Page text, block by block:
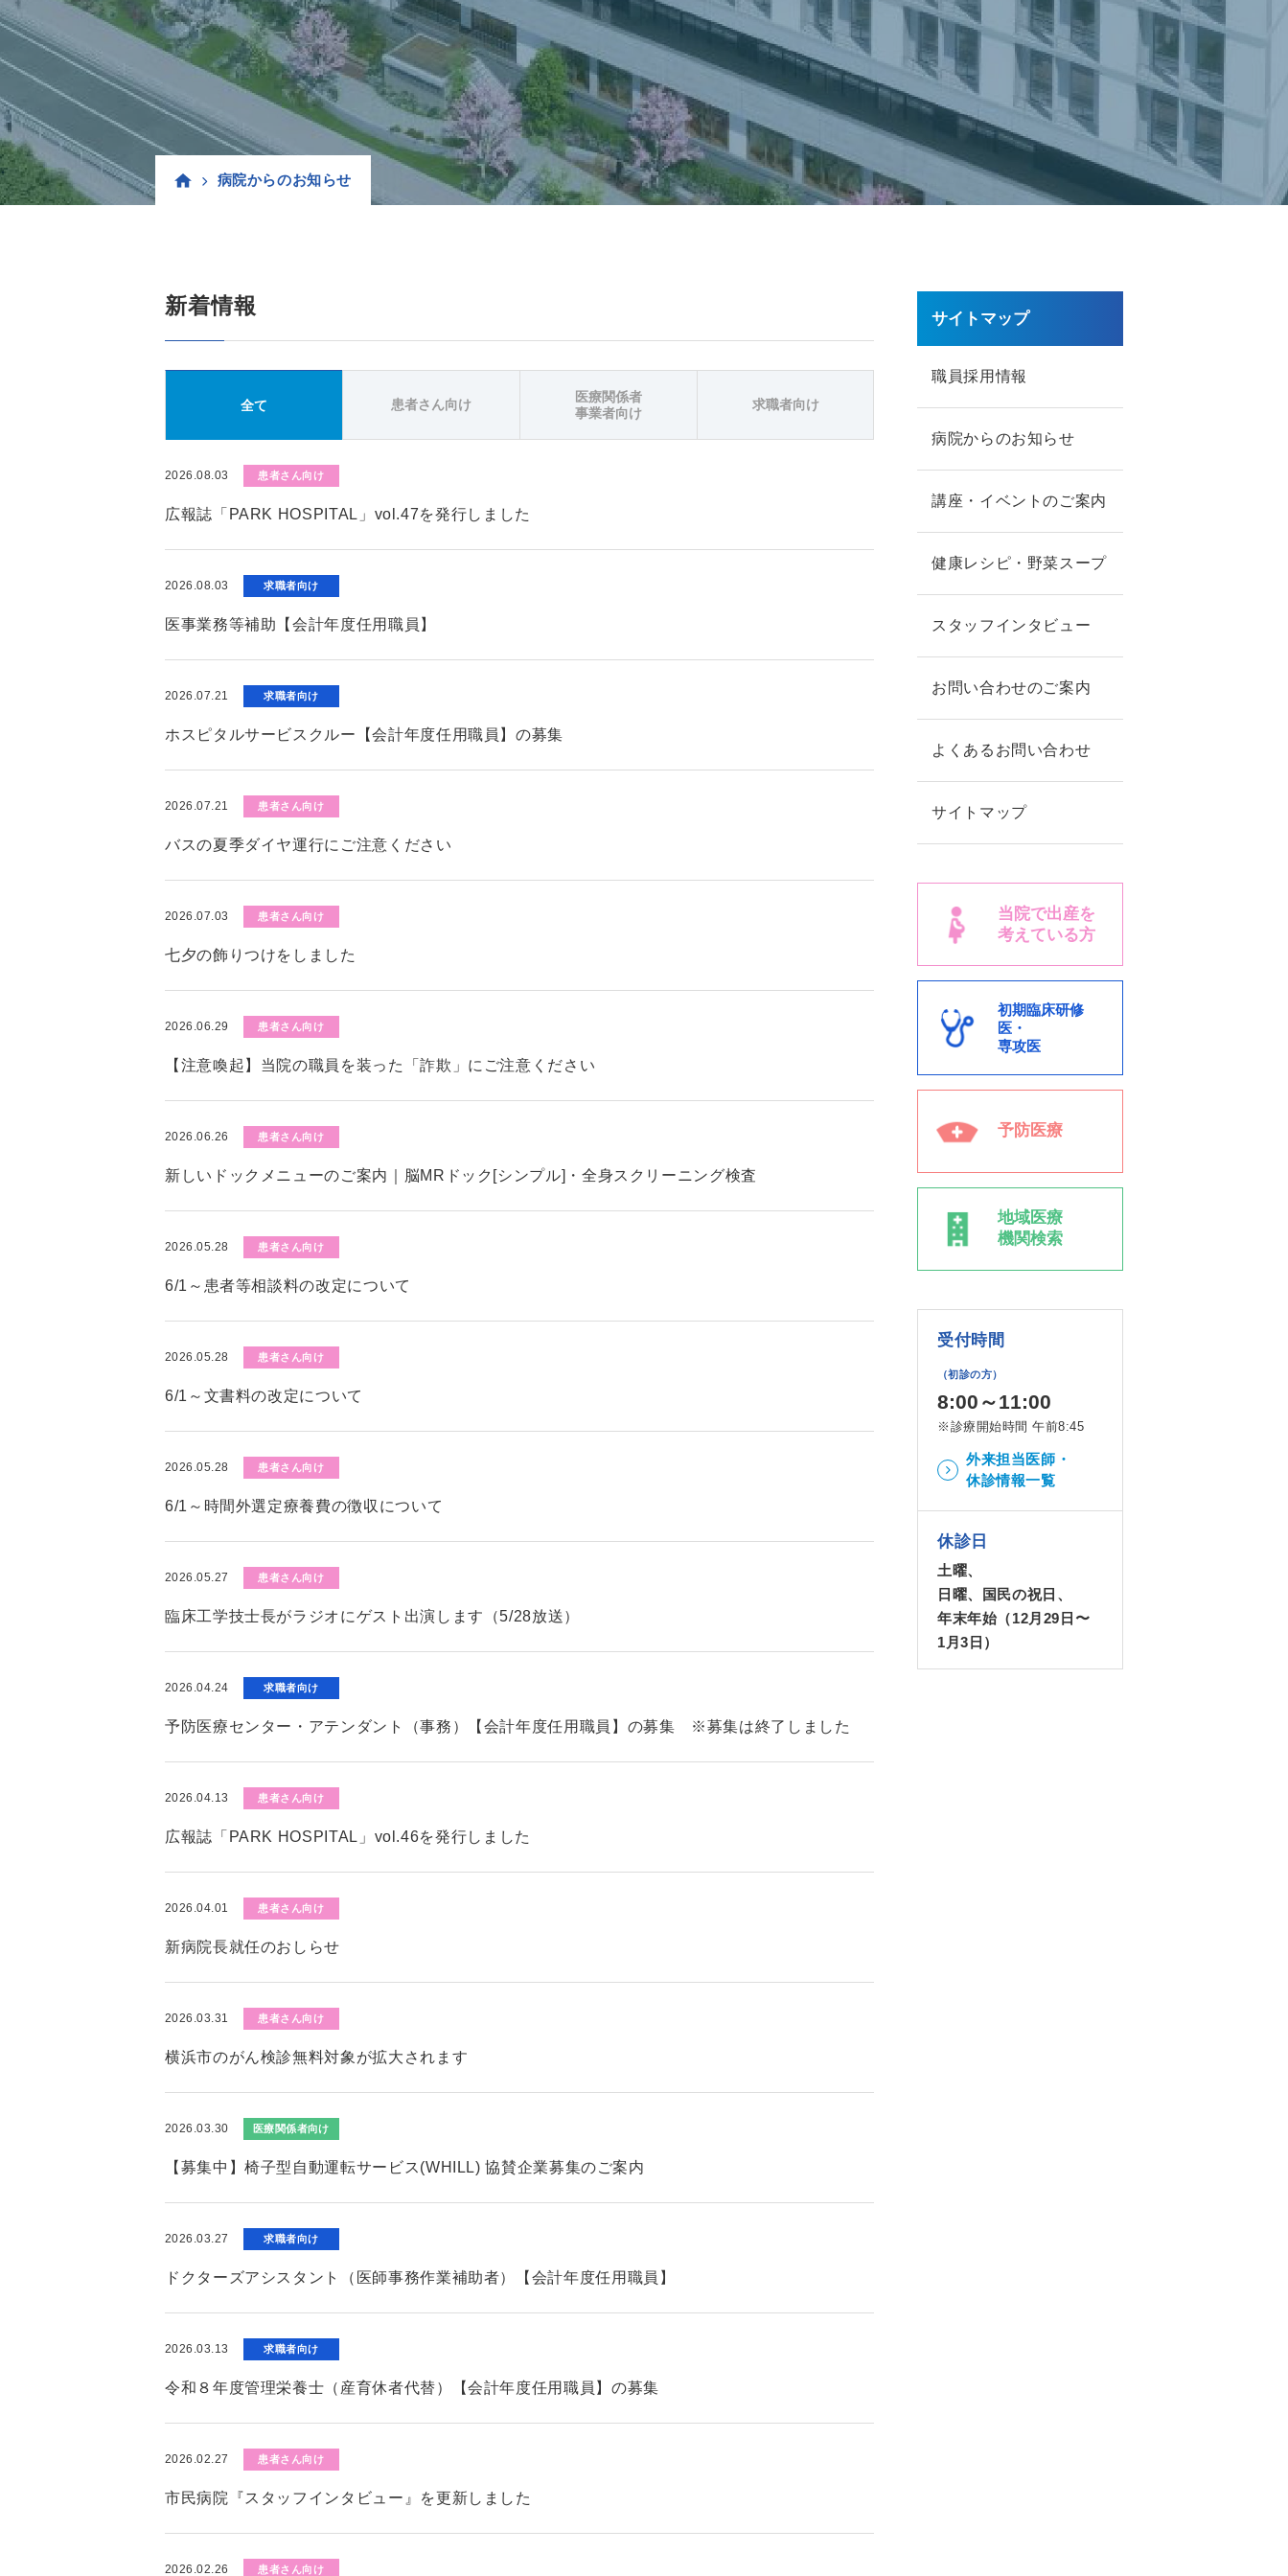
病院からのお知らせ
新着情報
全て 患者さん向け
医療関係者
事業者向け
求職者向け
2026.08.03 患者さん向け
広報誌「PARK HOSPITAL」vol.47を発行しました
2026.08.03 求職者向け
医事業務等補助【会計年度任用職員】
2026.07.21 求職者向け
ホスピタルサービスクルー【会計年度任用職員】の募集
2026.07.21 患者さん向け
バスの夏季ダイヤ運行にご注意ください
2026.07.03 患者さん向け
七夕の飾りつけをしました
2026.06.29 患者さん向け
【注意喚起】当院の職員を装った「詐欺」にご注意ください
2026.06.26 患者さん向け
新しいドックメニューのご案内｜脳MRドック[シンプル]・全身スクリーニング検査
2026.05.28 患者さん向け
6/1～患者等相談料の改定について
2026.05.28 患者さん向け
6/1～文書料の改定について
2026.05.28 患者さん向け
6/1～時間外選定療養費の徴収について
2026.05.27 患者さん向け
臨床工学技士長がラジオにゲスト出演します（5/28放送）
2026.04.24 求職者向け
予防医療センター・アテンダント（事務）【会計年度任用職員】の募集 ※募集は終了しました
2026.04.13 患者さん向け
広報誌「PARK HOSPITAL」vol.46を発行しました
2026.04.01 患者さん向け
新病院長就任のおしらせ
2026.03.31 患者さん向け
横浜市のがん検診無料対象が拡大されます
2026.03.30 医療関係者向け
【募集中】椅子型自動運転サービス(WHILL) 協賛企業募集のご案内
2026.03.27 求職者向け
ドクターズアシスタント（医師事務作業補助者）【会計年度任用職員】
2026.03.13 求職者向け
令和８年度管理栄養士（産育休者代替）【会計年度任用職員】の募集
2026.02.27 患者さん向け
市民病院『スタッフインタビュー』を更新しました
2026.02.26 患者さん向け
サイトマップ
職員採用情報
病院からのお知らせ
講座・イベントのご案内
健康レシピ・野菜スープ
スタッフインタビュー
お問い合わせのご案内
よくあるお問い合わせ
サイトマップ
当院で出産を
考えている方
初期臨床研修
医・
専攻医
予防医療
地域医療
機関検索
受付時間
（初診の方）
8:00～11:00
※診療開始時間 午前8:45
外来担当医師・
休診情報一覧
休診日
土曜、
日曜、国民の祝日、
年末年始（12月29日〜
1月3日）